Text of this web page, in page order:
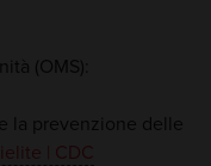
(OMS):
la prevenzione delle
| CDC